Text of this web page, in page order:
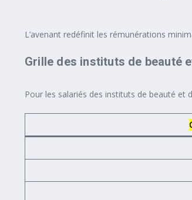
L’avenant redéfinit les rémunérations
Grille des instituts de beauté
Pour les salariés des instituts de beauté et